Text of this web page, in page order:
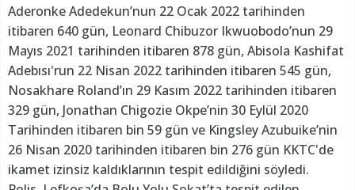
Aderonke Adedekun’nun 22 Ocak 2022 tarihinden
itibaren 640 gün, Leonard Chibuzor Ikwuobodo’nun 29
Mayıs 2021 tarihinden itibaren 878 gün, Abisola Kashifat
Adebısı'run 22 Nisan 2022 tarihinden itibaren 545 gün,
Nosakhare Roland’ın 29 Kasım 2022 tarihinden itibaren
329 gün, Jonathan Chigozie Okpe’nin 30 Eylül 2020
Tarihinden itibaren bin 59 gün ve Kingsley Azubuike’nin
26 Nisan 2020 tarihinden itibaren bin 276 gün KKTC'de
ikamet izinsiz kaldıklarının tespit edildiğini söyledi.